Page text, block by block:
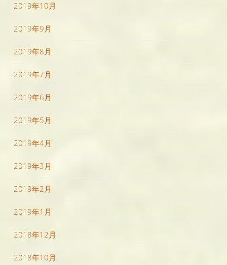
2019年10月
2019年9月
2019年8月
2019年7月
2019年6月
2019年5月
2019年4月
2019年3月
2019年2月
2019年1月
2018年12月
2018年10月